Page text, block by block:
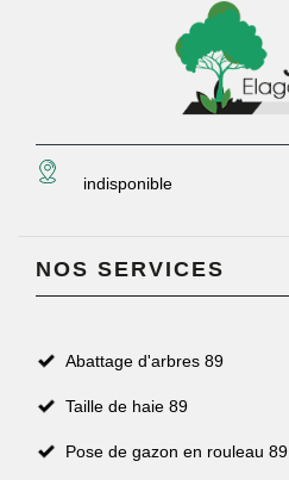
indisponible
NOS SERVICES
Abattage d'arbres 89
Taille de haie 89
Pose de gazon en rouleau 89